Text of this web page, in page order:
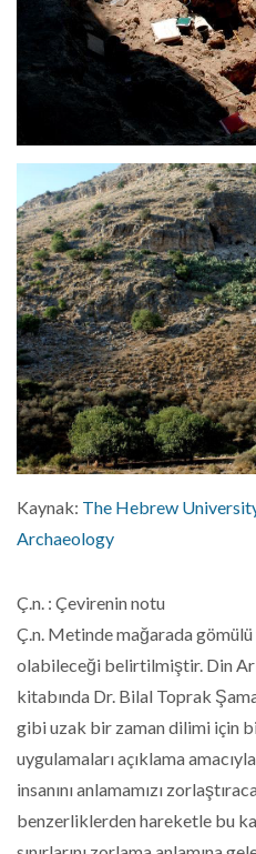
Kaynak: The Hebrew
Archaeology
Ç.n. : Çevirenin notu
Ç.n. Metinde mağarada gömülü
olabileceği belirtilmiştir. Din
kitabında Dr. Bilal Toprak
gibi uzak bir zaman dilimi için
uygulamaları açıklama
insanını anlamamızı
benzerliklerden hareketle bu